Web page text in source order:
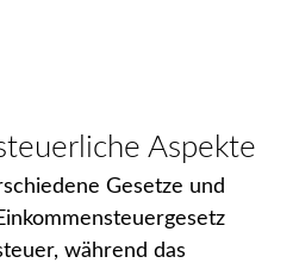
Aspekte​
Gesetze und
während das